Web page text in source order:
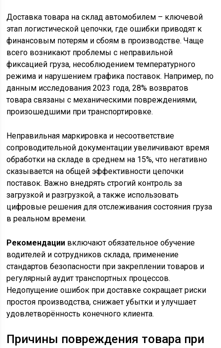
Доставка товара на склад автомобилем – ключевой
этап логистической цепочки, где ошибки приводят к
финансовым потерям и сбоям в производстве. Чаще
всего возникают проблемы с неправильной
фиксацией груза, несоблюдением температурного
режима и нарушением графика поставок. Например, по
данным исследования 2023 года, 28% возвратов
товара связаны с механическими повреждениями,
произошедшими при транспортировке.
Неправильная маркировка и несоответствие
сопроводительной документации увеличивают время
обработки на складе в среднем на 15%, что негативно
сказывается на общей эффективности цепочки
поставок. Важно внедрять строгий контроль за
загрузкой и разгрузкой, а также использовать
цифровые решения для отслеживания состояния груза
в реальном времени.
Рекомендации включают обязательное обучение
водителей и сотрудников склада, применение
стандартов безопасности при закреплении товаров и
регулярный аудит транспортных процессов.
Недопущение ошибок при доставке сокращает риски
простоя производства, снижает убытки и улучшает
удовлетворённость конечного клиента.
Причины повреждения товара при